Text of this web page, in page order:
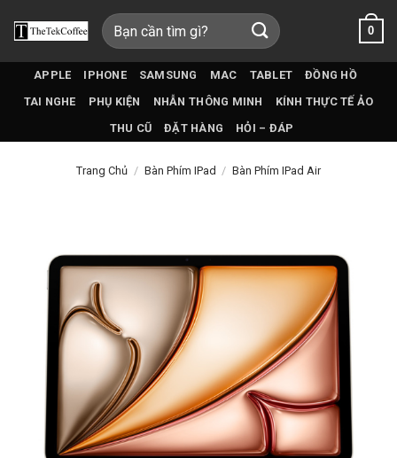
qua
Tìm
kiếm:
0
APPLE IPHONE SAMSUNG MAC TABLET
ĐỒNG HỒ
TAI NGHE
PHỤ KIỆN NHẪN THÔNG MINH
KÍNH THỰC TẾ ẢO
THU CŨ
ĐẶT HÀNG HỎI – ĐÁP
Trang Chủ / Bàn Phím IPad / Bàn Phím IPad Air